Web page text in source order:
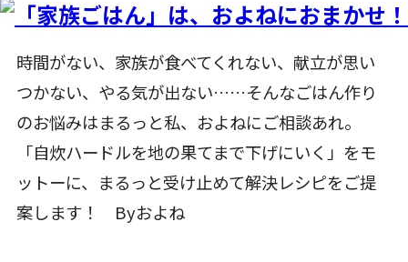
時間がない、家族が食べてくれない、献立が思い
つかない、やる気が出ない……そんなごはん作り
のお悩みはまるっと私、およねにご相談あれ。
「自炊ハードルを地の果てまで下げにいく」をモ
ットーに、まるっと受け止めて解決レシピをご提
案します！ Byおよね